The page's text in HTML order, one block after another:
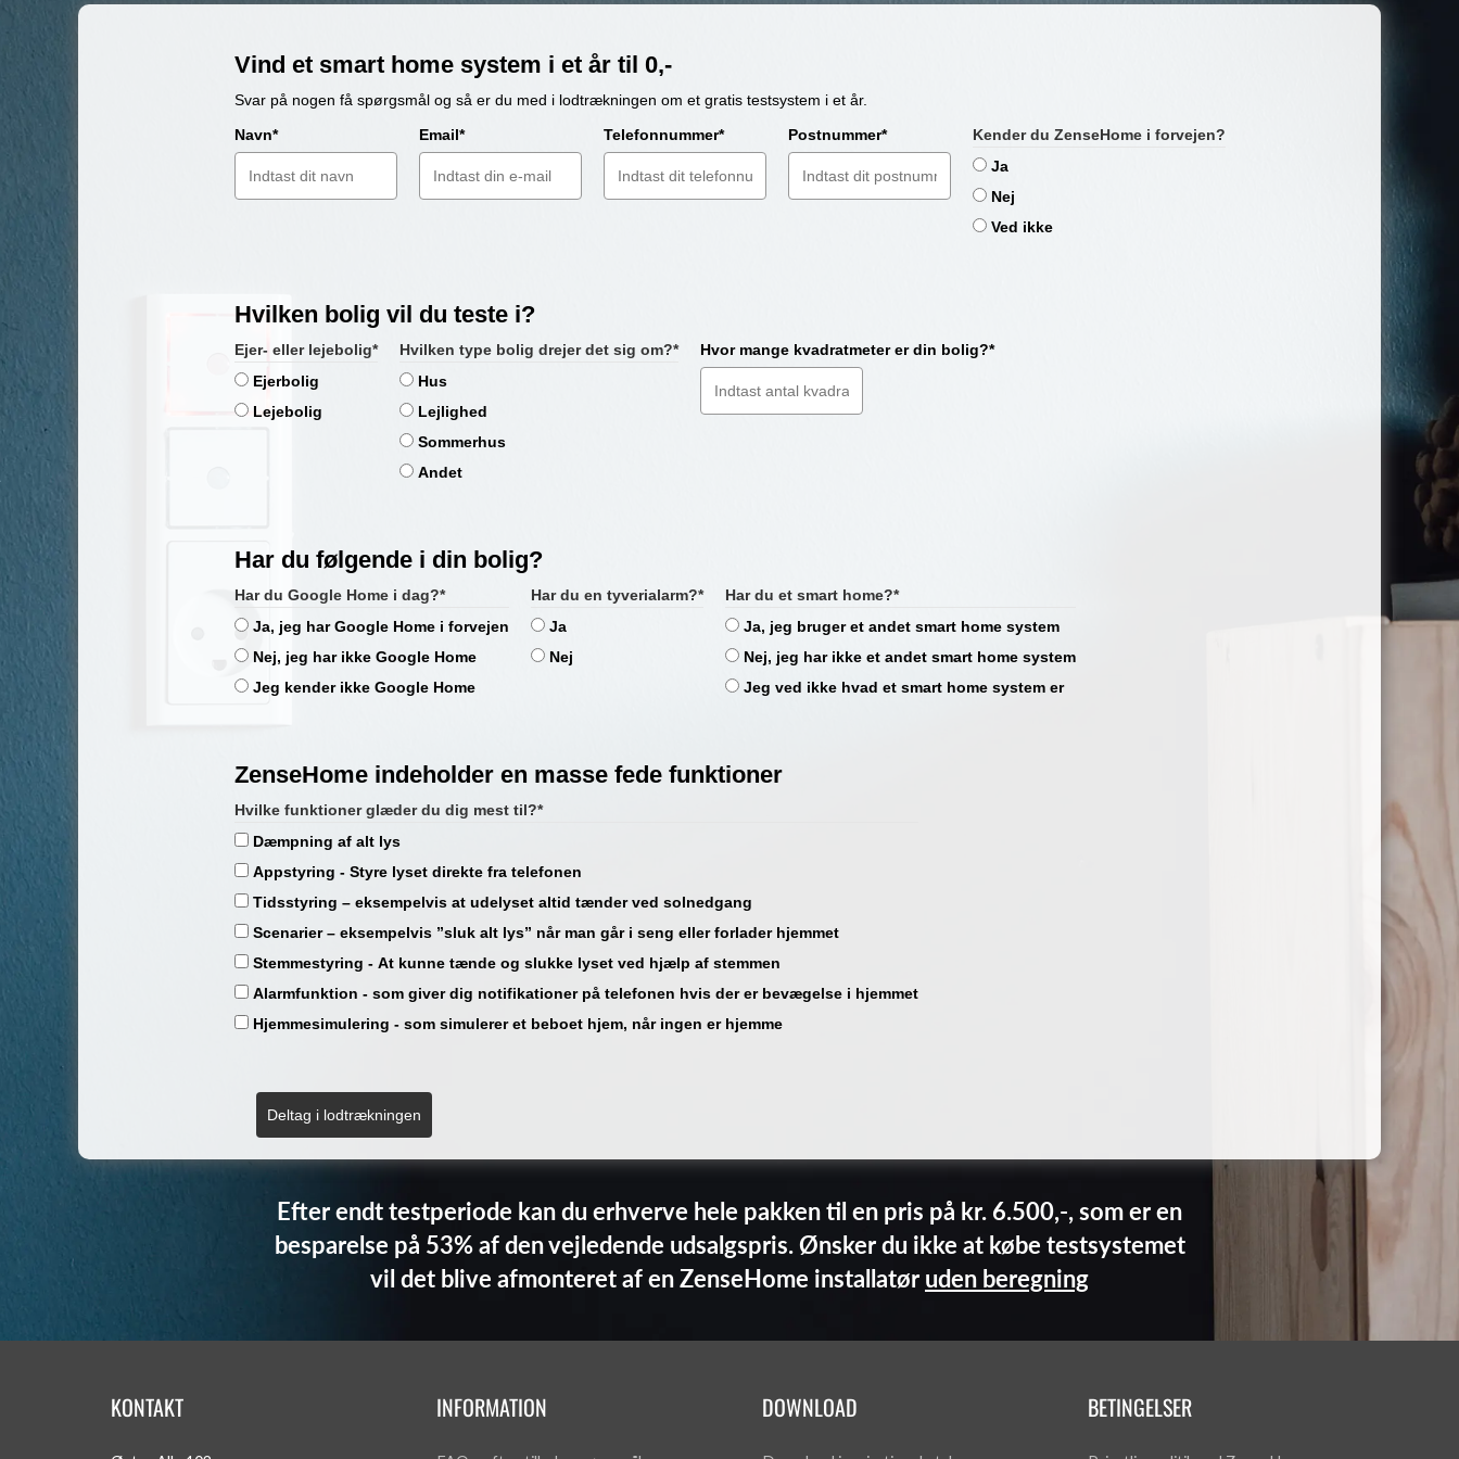
Vind et smart home system i et år til 0,-
Svar på nogen få spørgsmål og så er du med i lodtrækningen om et gratis testsystem i et år.
Navn*
Email* Telefonnummer* Postnummer*
Kender du ZenseHome i forvejen?
Ja
Nej
Ved ikke
Hvilken bolig vil du teste i?
Ejer- eller lejebolig*
Ejerbolig
Lejebolig
Hvilken type bolig drejer det sig om?*
Hus
Lejlighed
Sommerhus
Andet
Hvor mange kvadratmeter er din bolig?*
Har du følgende i din bolig?
Har du Google Home i dag?*
Ja, jeg har Google Home i forvejen
Nej, jeg har ikke Google Home
Jeg kender ikke Google Home
Har du en tyverialarm?*
Ja
Nej
Har du et smart home?*
Ja, jeg bruger et andet smart home system
Nej, jeg har ikke et andet smart home system
Jeg ved ikke hvad et smart home system er
ZenseHome indeholder en masse fede funktioner
Hvilke funktioner glæder du dig mest til?*
Dæmpning af alt lys
Appstyring - Styre lyset direkte fra telefonen
Tidsstyring – eksempelvis at udelyset altid tænder ved solnedgang
Scenarier – eksempelvis ”sluk alt lys” når man går i seng eller forlader hjemmet
Stemmestyring - At kunne tænde og slukke lyset ved hjælp af stemmen
Alarmfunktion - som giver dig notifikationer på telefonen hvis der er bevægelse i hjemmet
Hjemmesimulering - som simulerer et beboet hjem, når ingen er hjemme
Deltag i lodtrækningen
Efter endt testperiode kan du erhverve hele pakken til en pris på kr. 6.500,-, som er en
besparelse på 53% af den vejledende udsalgspris. Ønsker du ikke at købe testsystemet
vil det blive afmonteret af en ZenseHome installatør uden beregning
KONTAKT INFORMATION DOWNLOAD BETINGELSER